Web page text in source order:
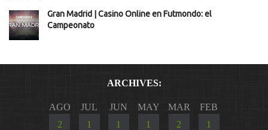
Gran Madrid | Casino Online en Futmondo: el
Campeonato
ARCHIVES:
AGO
2
JUL
1
JUN
1
MAY
1
MAR
2
FEB
1